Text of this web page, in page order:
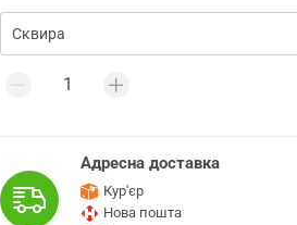
Адресна доставка
Кур'єр
Нова пошта